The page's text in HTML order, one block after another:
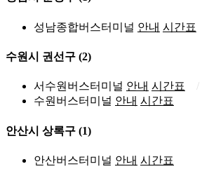
성남종합버스터미널 안내 시간표
수원시 권선구 (2)
서수원버스터미널 안내 시간표
수원버스터미널 안내 시간표
안산시 상록구 (1)
안산버스터미널 안내 시간표